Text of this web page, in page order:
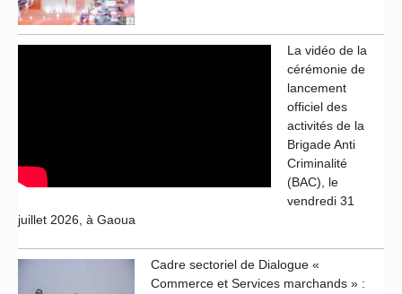
La vidéo de la
cérémonie de
lancement
officiel des
activités de la
Brigade Anti
Criminalité
(BAC), le
vendredi 31
juillet 2026, à Gaoua
Cadre sectoriel de Dialogue «
Commerce et Services marchands » :